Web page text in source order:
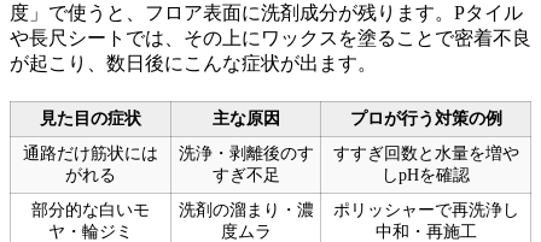
度」で使うと、フロア表面に洗剤成分が残ります。Pタイル
や長尺シートでは、その上にワックスを塗ることで密着不良
が起こり、数日後にこんな症状が出ます。
見た目の症状 主な原因
プロが行う対策の例
通路だけ筋状には
がれる
洗浄・剥離後のす
すぎ不足
すすぎ回数と水量を増や
しpHを確認
部分的な白いモ
ヤ・輪ジミ
洗剤の溜まり・濃
度ムラ
ポリッシャーで再洗浄し
中和・再施工